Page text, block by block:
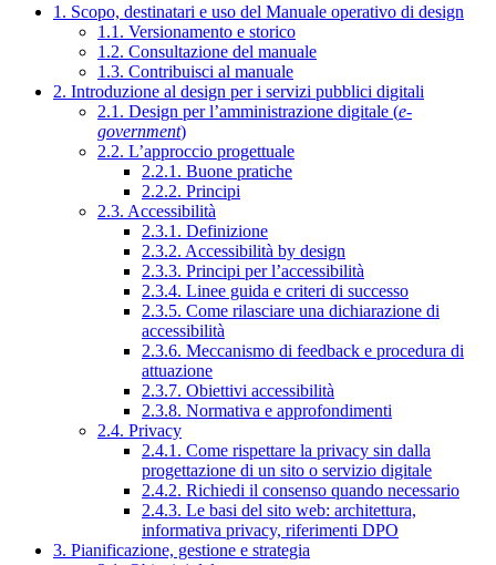
1. Scopo, destinatari e uso del Manuale operativo di design
1.1. Versionamento e storico
1.2. Consultazione del manuale
1.3. Contribuisci al manuale
2. Introduzione al design per i servizi pubblici digitali
2.1. Design per l’amministrazione digitale (e-
government)
2.2. L’approccio progettuale
2.2.1. Buone pratiche
2.2.2. Principi
2.3. Accessibilità
2.3.1. Definizione
2.3.2. Accessibilità by design
2.3.3. Principi per l’accessibilità
2.3.4. Linee guida e criteri di successo
2.3.5. Come rilasciare una dichiarazione di
accessibilità
2.3.6. Meccanismo di feedback e procedura di
attuazione
2.3.7. Obiettivi accessibilità
2.3.8. Normativa e approfondimenti
2.4. Privacy
2.4.1. Come rispettare la privacy sin dalla
progettazione di un sito o servizio digitale
2.4.2. Richiedi il consenso quando necessario
2.4.3. Le basi del sito web: architettura,
informativa privacy, riferimenti DPO
3. Pianificazione, gestione e strategia